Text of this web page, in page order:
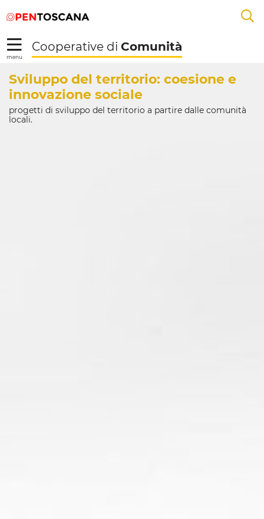
Saut au contenu principal
alal
menu
Cooperative di Comunità
Home - Cooperative
Sviluppo del territorio: coesione e
innovazione sociale
progetti di sviluppo del territorio a partire dalle comunità
locali.